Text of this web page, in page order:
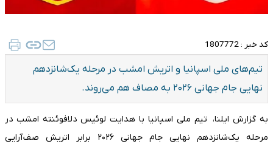
کد خبر : 1807772
تیم‌های ملی اسپانیا و اتریش امشب در مرحله یک‌شانزدهم
نهایی جام جهانی ۲۰۲۶ به مصاف هم می‌روند.
به گزارش ایلنا، تیم ملی اسپانیا با هدایت لوئیس دلافوئنته امشب در
مرحله یک‌شانزدهم نهایی جام جهانی ۲۰۲۶ برابر اتریش صف‌آرایی